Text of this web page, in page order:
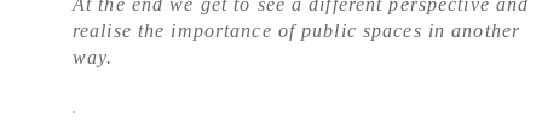
At the end we get to see a different perspective and
realise the importance of public spaces in another
way.